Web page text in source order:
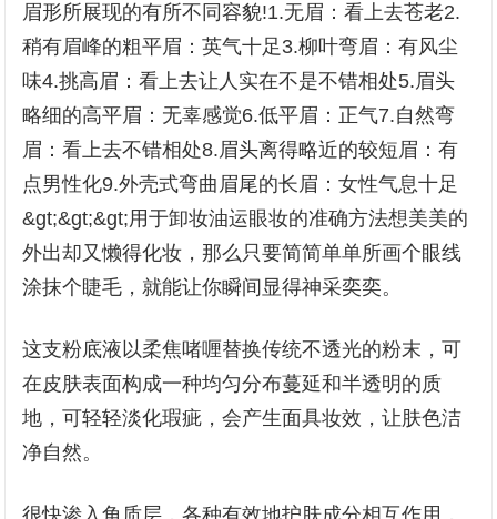
眉形所展现的有所不同容貌!1.无眉：看上去苍老2.
稍有眉峰的粗平眉：英气十足3.柳叶弯眉：有风尘
味4.挑高眉：看上去让人实在不是不错相处5.眉头
略细的高平眉：无辜感觉6.低平眉：正气7.自然弯
眉：看上去不错相处8.眉头离得略近的较短眉：有
点男性化9.外壳式弯曲眉尾的长眉：女性气息十足
&gt;&gt;&gt;用于卸妆油运眼妆的准确方法想美美的
外出却又懒得化妆，那么只要简简单单所画个眼线
涂抹个睫毛，就能让你瞬间显得神采奕奕。
这支粉底液以柔焦啫喱替换传统不透光的粉末，可
在皮肤表面构成一种均匀分布蔓延和半透明的质
地，可轻轻淡化瑕疵，会产生面具妆效，让肤色洁
净自然。
很快渗入角质层，各种有效地护肤成分相互作用，